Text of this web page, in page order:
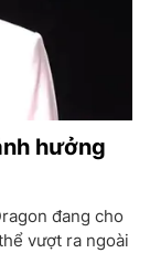
hưởng
đang cho
vượt ra ngoài